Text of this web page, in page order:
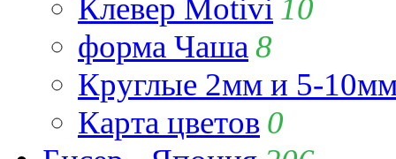
Клевер Motivi 10
форма Чаша 8
Круглые 2мм и 5-
Карта цветов 0